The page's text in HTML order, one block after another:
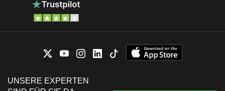
UNSERE EXPERTEN